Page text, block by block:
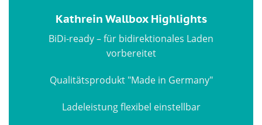
Kathrein Wallbox Highlights
BiDi-ready – für bidirektionales Laden
vorbereitet
Qualitätsprodukt "Made in Germany"
Ladeleistung flexibel einstellbar